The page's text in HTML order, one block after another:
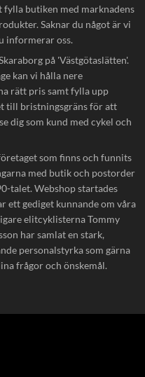
fylla butiken med marknadens
Saknar du något är vi
informerar oss.
på 'Västgötaslätten'.
kan vi hålla nere
rätt pris samt fylla upp
till bristningsgräns för att
dig som kund med cykel och
som finns och funnits
med butik och postorder
talet. Webshop startades
ett gediget kunnande om våra
elitcyklisterna Tommy
har samlat en stark,
personalstyrka som gärna
frågor och önskemål.